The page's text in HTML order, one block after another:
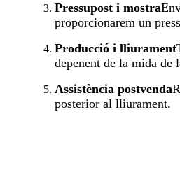
Pressupost i mostra
proporcionarem un
Producció i lliurament
depenent de la mida de
Assistència postvenda
posterior al lliurament.